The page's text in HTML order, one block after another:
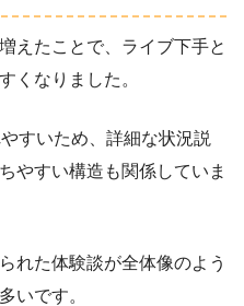
えたことで、ライブ下手と
くなりました。
すいため、詳細な状況説
やすい構造も関係していま
れた体験談が全体像のよう
いです。